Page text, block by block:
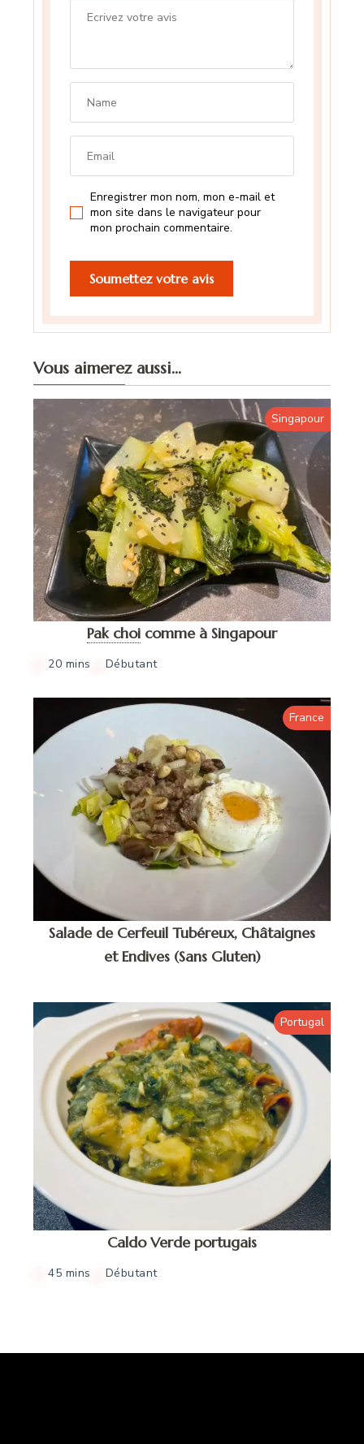
Enregistrer mon nom, mon e-mail et
mon site dans le navigateur pour
mon prochain commentaire.
Vous aimerez aussi...
Singapour
Pak choi comme à Singapour
20 mins Débutant
France
Salade de Cerfeuil Tubéreux, Châtaignes
et Endives (Sans Gluten)
Portugal
Caldo Verde portugais
45 mins Débutant